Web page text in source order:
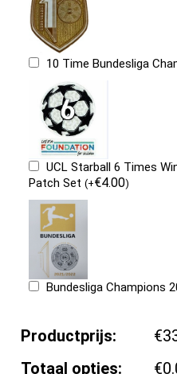
10 Time Bundesliga
UCL Starball 6 Times
Patch Set(+€4.00)
Bundesliga Champions
Productprijs:
Totaal opties: